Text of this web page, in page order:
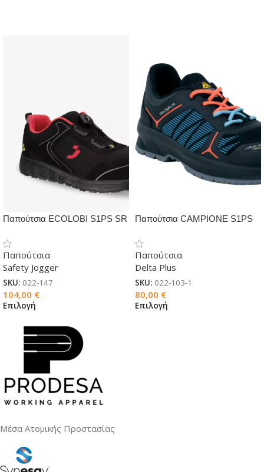
Παπούτσια ECOLOBI S1PS SR
Παπούτσια
Safety Jogger
SKU: 022-147
104,00 €
Επιλογή
Παπούτσια CAMPIONE S1PS
Παπούτσια
Delta Plus
SKU: 022-103-1
80,00 €
Επιλογή
Μέσα Ατομικής Προστασίας